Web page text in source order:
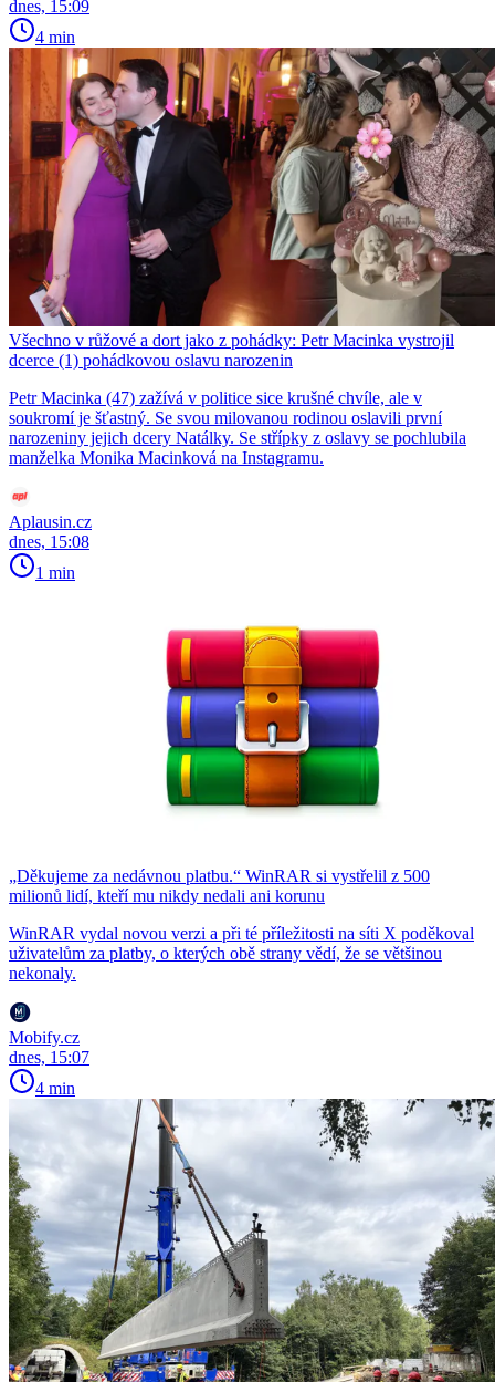
dnes, 15:09
4 min
Všechno v růžové a dort jako z pohádky: Petr Macinka vystrojil
dcerce (1) pohádkovou oslavu narozenin
Petr Macinka (47) zažívá v politice sice krušné chvíle, ale v
soukromí je šťastný. Se svou milovanou rodinou oslavili první
narozeniny jejich dcery Natálky. Se střípky z oslavy se pochlubila
manželka Monika Macinková na Instagramu.
Aplausin.cz
dnes, 15:08
1 min
„Děkujeme za nedávnou platbu.“ WinRAR si vystřelil z 500
milionů lidí, kteří mu nikdy nedali ani korunu
WinRAR vydal novou verzi a při té příležitosti na síti X poděkoval
uživatelům za platby, o kterých obě strany vědí, že se většinou
nekonaly.
Mobify.cz
dnes, 15:07
4 min